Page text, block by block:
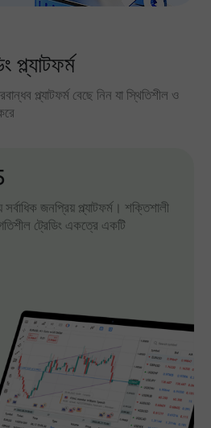
প্ল্যাটফর্ম
প্ল্যাটফর্ম বেছে নিন যা স্থিতিশীল ও
জনপ্রিয় প্ল্যাটফর্ম। শক্তিশালী
ট্রেডিং একত্রে একটি